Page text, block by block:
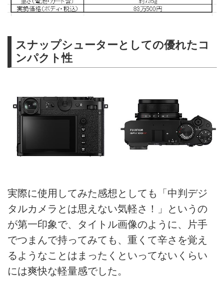
スナップシューターとしての優れたコ
ンパクト性
実際に使用してみた感想としても「中判デジ
タルカメラとは思えない気軽さ！」というの
が第一印象で、タイトル画像のように、片手
でつまんで持ってみても、重くて辛さを覚え
るようなことはまったくといってないくらい
には爽快な軽量感でした。